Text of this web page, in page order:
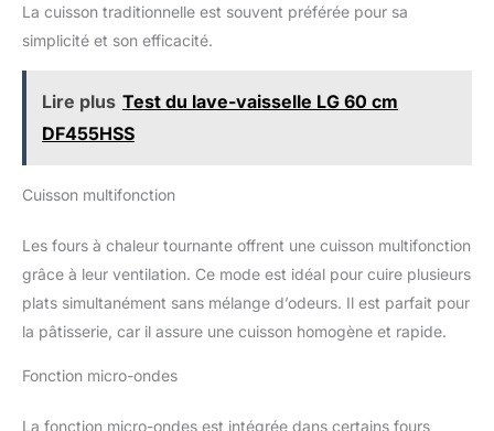
La cuisson traditionnelle est souvent préférée pour sa
simplicité et son efficacité.
Lire plus Test du lave-vaisselle LG 60 cm
DF455HSS
Cuisson multifonction
Les fours à chaleur tournante offrent une cuisson multifonction
grâce à leur ventilation. Ce mode est idéal pour cuire plusieurs
plats simultanément sans mélange d’odeurs. Il est parfait pour
la pâtisserie, car il assure une cuisson homogène et rapide.
Fonction micro-ondes
La fonction micro-ondes est intégrée dans certains fours